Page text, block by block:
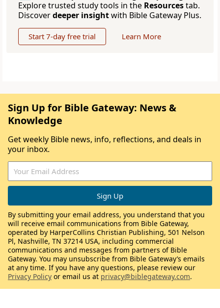
Explore trusted study tools in the Resourcestab.
Discoverdeeper insightwith Bible Gateway Plus.
Start 7-day free trial Learn More
Sign Up for Bible Gateway: News &
Knowledge
Get weekly Bible news, info, reflections, and deals in
your inbox.
By submitting your email address, you understand that you
will receive email communications from Bible Gateway,
operated by HarperCollins Christian Publishing, 501 Nelson
Pl, Nashville, TN 37214 USA, including commercial
communications and messages from partners of Bible
Gateway. You may unsubscribe from Bible Gateway’s emails
at any time. If you have any questions, please review our
Privacy Policy or email us at privacy@biblegateway.com.